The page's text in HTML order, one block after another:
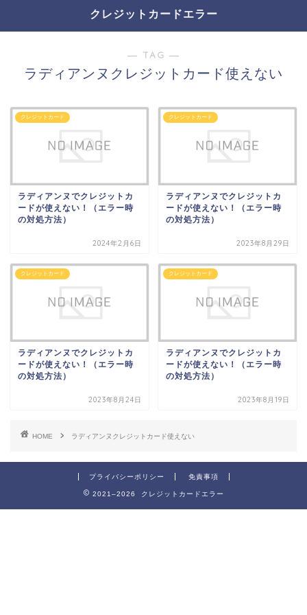
クレジットカードエラー
― TAG ―
ラディアンヌクレジットカード使えない
クレジットカード
ラディアンヌでクレジットカ
ードが使えない！（エラー時
の対処方法）
2024年2月6日
クレジットカード
ラディアンヌでクレジットカ
ードが使えない！（エラー時
の対処方法）
2023年8月29日
クレジットカード
ラディアンヌでクレジットカ
ードが使えない！（エラー時
の対処方法）
2023年8月24日
クレジットカード
ラディアンヌでクレジットカ
ードが使えない！（エラー時
の対処方法）
2023年8月19日
HOME ラディアンヌクレジットカード使えない
プライバシーポリシー 免責事項
2021–2026 クレジットカードエラー